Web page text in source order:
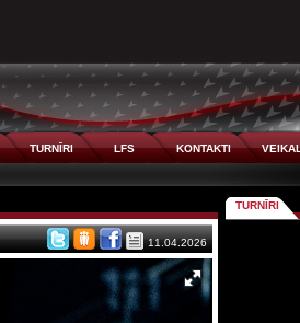
TURNĪRI LFS KONTAKTI
11.04.2026
TURNĪRI